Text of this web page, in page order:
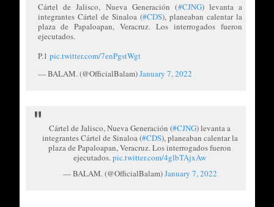
Cártel de Jalisco, Nueva Generación (#CJNG) levanta a
integrantes Cártel de Sinaloa (#CDS), planeaban calentar la
plaza de Papaloapan, Veracruz. Los interrogados fueron
ejecutados.
P.1 pic.twitter.com/7enPgstWgt
— BALAM. (@OfficialBalam)January 7, 2022
Cártel de Jalisco, Nueva Generación (#CJNG) levanta a
integrantes Cártel de Sinaloa (#CDS), planeaban calentar la
plaza de Papaloapan, Veracruz. Los interrogados fueron
ejecutados.pic.twitter.com/4glbTAjxAw
— BALAM. (@OfficialBalam)January 7, 2022